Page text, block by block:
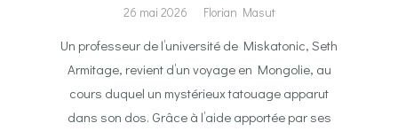
26 mai 2026 Florian Masut
Un professeur de l’université de Miskatonic, Seth
Armitage, revient d’un voyage en Mongolie, au
cours duquel un mystérieux tatouage apparut
dans son dos. Grâce à l’aide apportée par ses